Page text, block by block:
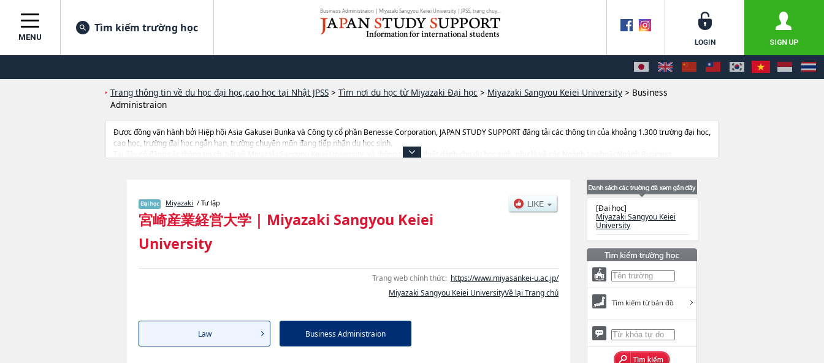
Business Administraion | Miyazaki Sangyou Keiei University | JPSS, trang chuy...
MENU
Tìm kiếm trường học
Trang thông tin về du học đại học,cao học tại Nhật JPSS > Tìm nơi du học từ Miyazaki Đại học > Miyazaki Sangyou Keiei University > Business
Administraion
Được đồng vận hành bởi Hiệp hội Asia Gakusei Bunka và Công ty cổ phần Benesse Corporation, JAPAN STUDY SUPPORT đăng tải các thông tin của khoảng 1.300 trường đại học,
cao học, trường đại học ngắn hạn, trường chuyên môn đang tiếp nhận du học sinh.
Tại đây có đăng các thông tin chi tiết về Miyazaki Sangyou Keiei University, và thông tin cần thiết dành cho du học sinh, như là về các Ngành LawhoặcNgành Business
Miyazaki / Tư lập
宮崎産業経営大学 | Miyazaki Sangyou Keiei
University
Trang web chính thức: https://www.miyasankei-u.ac.jp/
Miyazaki Sangyou Keiei UniversityVề lại Trang chủ
Law Business Administraion
[Đại học]
Miyazaki Sangyou Keiei
University
Tìm kiếm từ bản đồ